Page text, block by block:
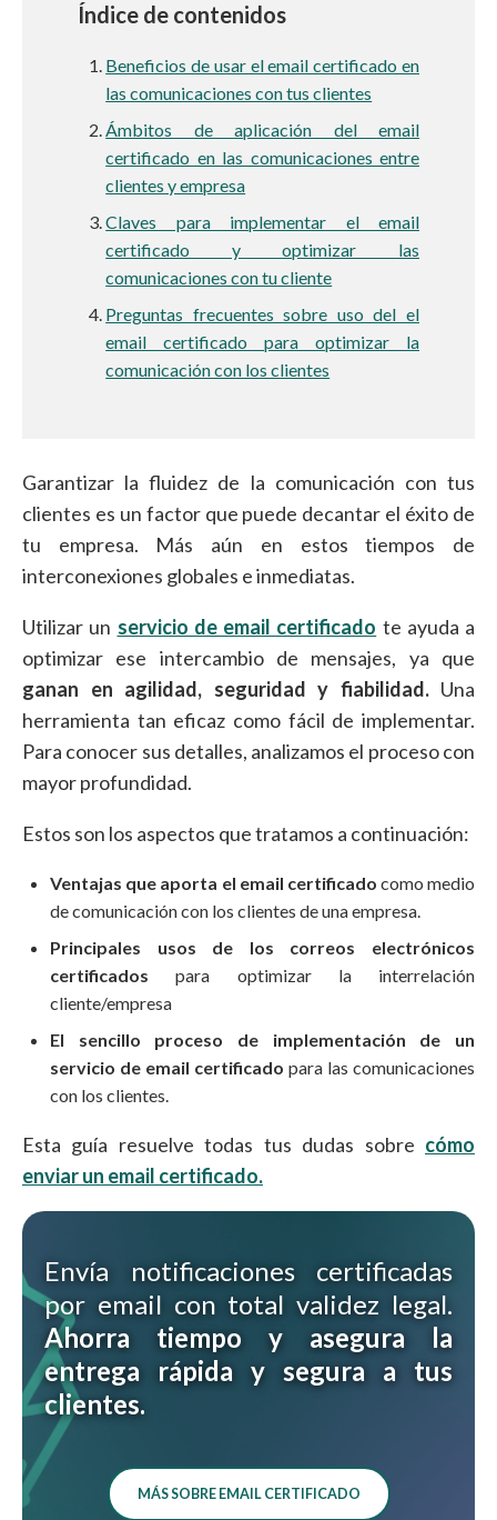
Índice de contenidos
Beneficios de usar el email certificado en
las comunicaciones con tus clientes
Ámbitos de aplicación del email
certificado en las comunicaciones entre
clientes y empresa
Claves para implementar el email
certificado y optimizar las
comunicaciones con tu cliente
Preguntas frecuentes sobre uso del el
email certificado para optimizar la
comunicación con los clientes
Garantizar la fluidez de la comunicación con tus
clientes es un factor que puede decantar el éxito de
tu empresa. Más aún en estos tiempos de
interconexiones globales e inmediatas.
Utilizar un servicio de email certificado te ayuda a
optimizar ese intercambio de mensajes, ya que
ganan en agilidad, seguridad y fiabilidad.Una
herramienta tan eficaz como fácil de implementar.
Para conocer sus detalles, analizamos el proceso con
mayor profundidad.
Estos son los aspectos que tratamos a continuación:
Ventajas que aporta el email certificado como medio
de comunicación con los clientes de una empresa.
Principales usos de los correos electrónicos
certificados para optimizar la interrelación
cliente/empresa
El sencillo proceso de implementación de un
servicio de email certificado para las comunicaciones
con los clientes.
Esta guía resuelve todas tus dudas sobre cómo
enviar un email certificado.
Envía notificaciones certificadas
por email con total validez legal.
Ahorra tiempo y asegura la
entrega rápida y segura a tus
clientes.
MÁS SOBRE EMAIL CERTIFICADO